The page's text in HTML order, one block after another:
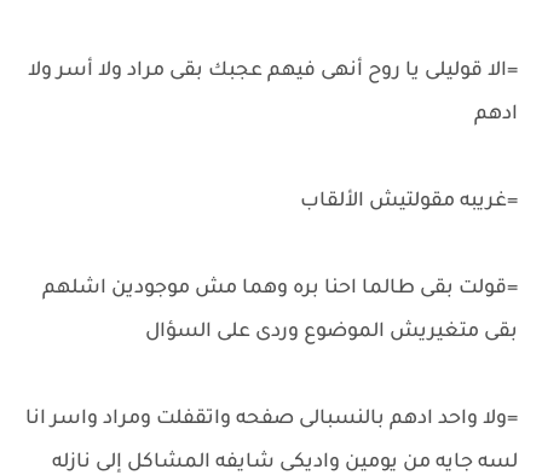
=الا قوليلى يا روح أنهى فيهم عجبك بقى مراد ولا أسر ولا
ادهم
=غريبه مقولتيش الألقاب
=قولت بقى طالما احنا بره وهما مش موجودين اشلهم
بقى متغيريش الموضوع وردى على السؤال
=ولا واحد ادهم بالنسبالى صفحه واتقفلت ومراد واسر انا
لسه جايه من يومين واديكى شايفه المشاكل إلى نازله